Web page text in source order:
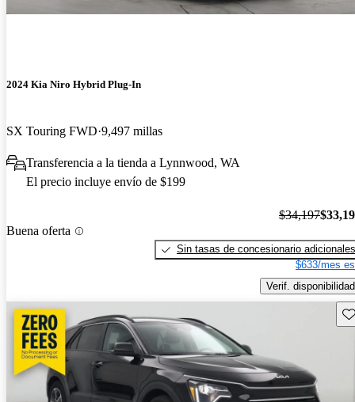
2024 Kia Niro Hybrid Plug-In
SX Touring FWD 9,497 millas
Transferencia a la tienda a Lynnwood, WA
El precio incluye envío de $199
Buena oferta
$34,197
Sin tasas de concesionario adicionales
$633/mes
Verif. disponibilidad